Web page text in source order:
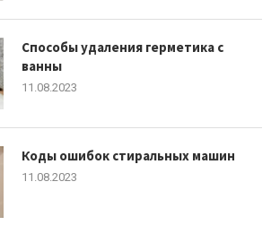
Способы удаления герметика с
ванны
11.08.2023
Коды ошибок стиральных машин
11.08.2023